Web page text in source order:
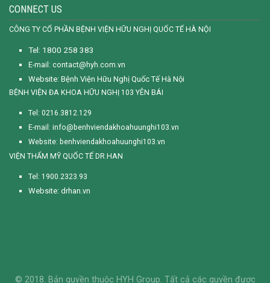
CONNECT US
CÔNG TY CỔ PHẦN BỆNH VIỆN HỮU NGHỊ QUỐC TẾ HÀ NỘI
Tel: 1800 258 383
E-mail: contact@hyh.com.vn
Website: Bệnh Viện Hữu Nghị Quốc Tế Hà Nội
BỆNH VIỆN ĐA KHOA HỮU NGHỊ 103 YÊN BÁI
Tel: 0216.3812.129
E-mail: info@benhviendakhoahuunghi103.vn
Website: benhviendakhoahuunghi103.vn
VIỆN THẨM MỸ QUỐC TẾ DR.HAN
Tel: 1900.2323.93
Website: drhan.vn
© 2018. Bản quyền thuộc HYH Group. Tất cả các quyền được